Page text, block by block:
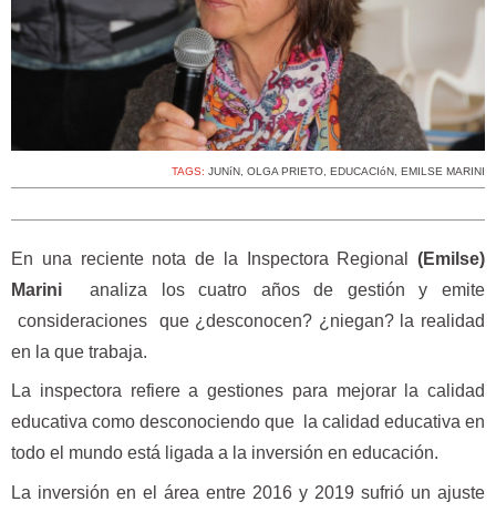
TAGS: JUNíN, OLGA PRIETO, EDUCACIóN, EMILSE MARINI
En una reciente nota de la Inspectora Regional
(Emilse)
Marini
analiza los cuatro años de gestión y emite
consideraciones que ¿desconocen? ¿niegan? la realidad
en la que trabaja.
La inspectora refiere a gestiones para mejorar la calidad
educativa como desconociendo que la calidad educativa en
todo el mundo está ligada a la inversión en educación.
La inversión en el área entre 2016 y 2019 sufrió un ajuste